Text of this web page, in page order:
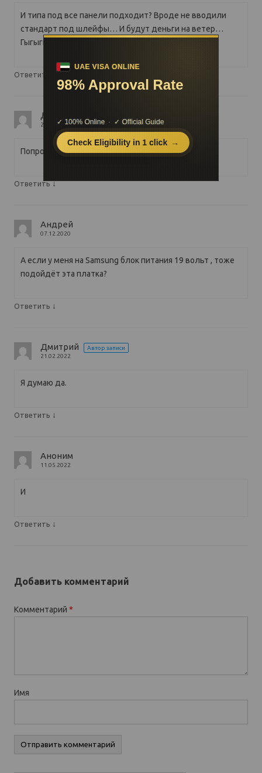
И типа под все панели подходит? Вроде не вводили
стандарт под шлейфы… И будут деньги на ветер…
Гыгыгы и на пожарную)))
Ответить
Дмитрий
21.02.2022
Попробуйте. Я думаю вы не пожалеете.
Ответить ↓
Андрей
07.12.2020
А если у меня на Samsung блок питания 19 вольт , тоже
подойдёт эта платка?
Ответить ↓
Дмитрий
Автор записи
21.02.2022
Я думаю да.
Ответить ↓
Аноним
11.05.2022
И
Ответить ↓
Добавить комментарий
Комментарий *
Имя